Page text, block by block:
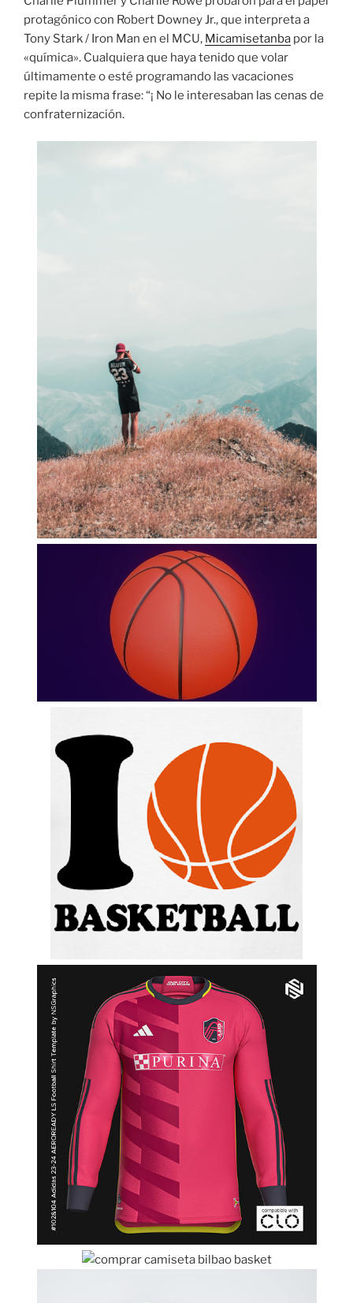
protagónico con Robert Downey Jr., que interpreta a
Tony Stark / Iron Man en el MCU, Micamisetanba por la
«química». Cualquiera que haya tenido que volar
últimamente o esté programando las vacaciones
repite la misma frase: “¡ No le interesaban las cenas de
confraternización.